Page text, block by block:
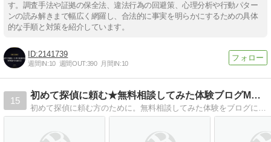
す。調査手法や証拠の保全法、違法行為の回避策、心理分析や行動パター
ンの読み解きまで幅広く網羅し、合法的に事実を明らかにするための具体
的な手順と対策を紹介しています。
2141739
週間IN:10 週間OUT:390 月間IN:10
15
初めて探偵に頼む★無料相談してみた体験ブログMYペディア
初めて探偵に頼む方のために。無料相談してみた体験をブログに残しました。匿名で相談できる探偵に電話した結果